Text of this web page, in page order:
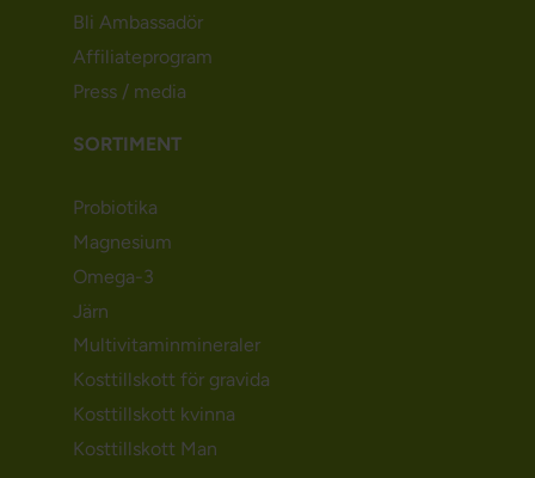
Bli Ambassadör
Affiliateprogram
Press / media
SORTIMENT
Probiotika
Magnesium
Omega-3
Järn
Multivitaminmineraler
Kosttillskott för gravida
Kosttillskott kvinna
Kosttillskott Man